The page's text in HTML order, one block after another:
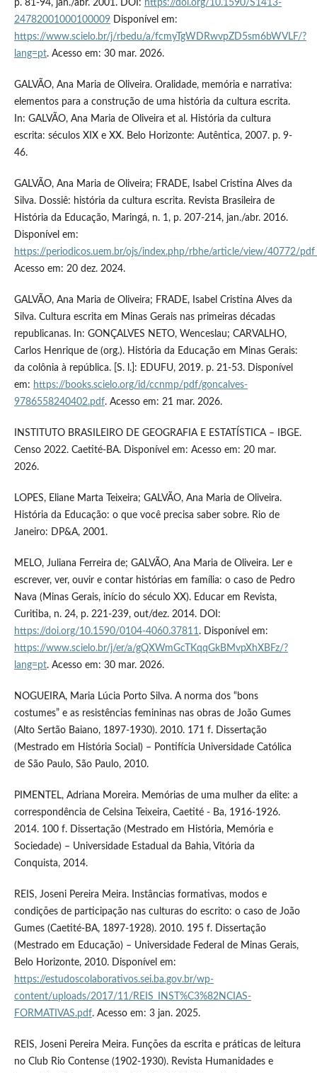
p. 81-94, jan./abr. 2001. DOI: https://doi.org/10.1590/S1413-
24782001000100009Disponível em:
https://www.scielo.br/j/rbedu/a/fcmyTgWDRwvpZD5sm6bWVLF/?
lang=pt. Acesso em: 30 mar. 2026.
GALVÃO, Ana Maria de Oliveira. Oralidade, memória e narrativa:
elementos para a construção de uma história da cultura escrita.
In: GALVÃO, Ana Maria de Oliveira et al. História da cultura
escrita: séculos XIX e XX. Belo Horizonte: Autêntica, 2007. p. 9-
46.
GALVÃO, Ana Maria de Oliveira; FRADE, Isabel Cristina Alves da
Silva. Dossiê: história da cultura escrita. Revista Brasileira de
História da Educação, Maringá, n. 1, p. 207-214, jan./abr. 2016.
Disponível em:
https://periodicos.uem.br/ojs/index.php/rbhe/article/view/40772/
Acesso em: 20 dez. 2024.
GALVÃO, Ana Maria de Oliveira; FRADE, Isabel Cristina Alves da
Silva. Cultura escrita em Minas Gerais nas primeiras décadas
republicanas. In: GONÇALVES NETO, Wenceslau; CARVALHO,
Carlos Henrique de (org.). História da Educação em Minas Gerais:
da colônia à república. [S. l.]: EDUFU, 2019. p. 21-53. Disponível
em: https://books.scielo.org/id/ccnmp/pdf/goncalves-
9786558240402.pdf. Acesso em: 21 mar. 2026.
INSTITUTO BRASILEIRO DE GEOGRAFIA E ESTATÍSTICA – IBGE.
Censo 2022. Caetité-BA. Disponível em: Acesso em: 20 mar.
2026.
LOPES, Eliane Marta Teixeira; GALVÃO, Ana Maria de Oliveira.
História da Educação: o que você precisa saber sobre. Rio de
Janeiro: DP&A, 2001.
MELO, Juliana Ferreira de; GALVÃO, Ana Maria de Oliveira. Ler e
escrever, ver, ouvir e contar histórias em família: o caso de Pedro
Nava (Minas Gerais, início do século XX). Educar em Revista,
Curitiba, n. 24, p. 221-239, out/dez. 2014. DOI:
https://doi.org/10.1590/0104-4060.37811. Disponível em:
https://www.scielo.br/j/er/a/gQXWmGcTKqqGkBMvpXhXBFz/?
lang=pt. Acesso em: 30 mar. 2026.
NOGUEIRA, Maria Lúcia Porto Silva. A norma dos “bons
costumes” e as resistências femininas nas obras de João Gumes
(Alto Sertão Baiano, 1897-1930). 2010. 171 f. Dissertação
(Mestrado em História Social) – Pontifícia Universidade Católica
de São Paulo, São Paulo, 2010.
PIMENTEL, Adriana Moreira. Memórias de uma mulher da elite: a
correspondência de Celsina Teixeira, Caetité - Ba, 1916-1926.
2014. 100 f. Dissertação (Mestrado em História, Memória e
Sociedade) – Universidade Estadual da Bahia, Vitória da
Conquista, 2014.
REIS, Joseni Pereira Meira. Instâncias formativas, modos e
condições de participação nas culturas do escrito: o caso de João
Gumes (Caetité-BA, 1897-1928). 2010. 195 f. Dissertação
(Mestrado em Educação) – Universidade Federal de Minas Gerais,
Belo Horizonte, 2010. Disponível em:
https://estudoscolaborativos.sei.ba.gov.br/wp-
content/uploads/2017/11/REIS_INST%C3%82NCIAS-
FORMATIVAS.pdf. Acesso em: 3 jan. 2025.
REIS, Joseni Pereira Meira. Funções da escrita e práticas de leitura
no Club Rio Contense (1902-1930). Revista Humanidades e